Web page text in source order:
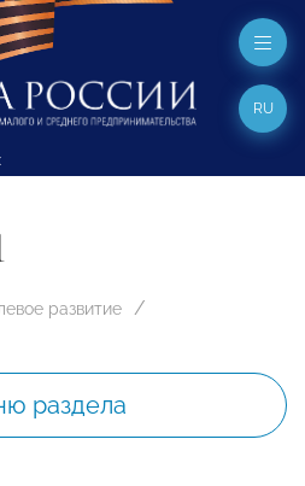
RU
развитие
раздела